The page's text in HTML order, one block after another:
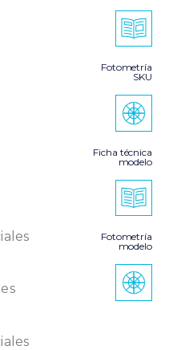
Fotometría
SKU
Ficha técnica
modelo
Fotometría
modelo